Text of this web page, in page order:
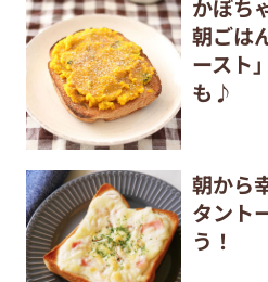
かぼち
朝ごは
ースト
も♪
朝から
タント
う！